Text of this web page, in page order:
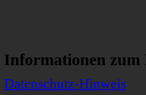
Informationen zum
Datenschutz-Hinweis